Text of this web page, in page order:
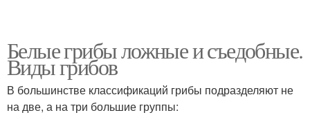
Белые грибы ложные и съедобные.
Виды грибов
В большинстве классификаций грибы подразделяют не
на две, а на три большие группы: